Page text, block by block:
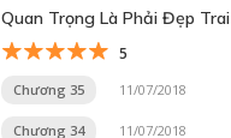
Quan Trọng Là Phải Đẹp Trai
5
Chương 35 11/07/2018
Chương 34 11/07/2018